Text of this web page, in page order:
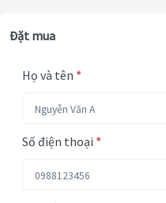
Đặt mua
Họ và tên *
Số điện thoại *